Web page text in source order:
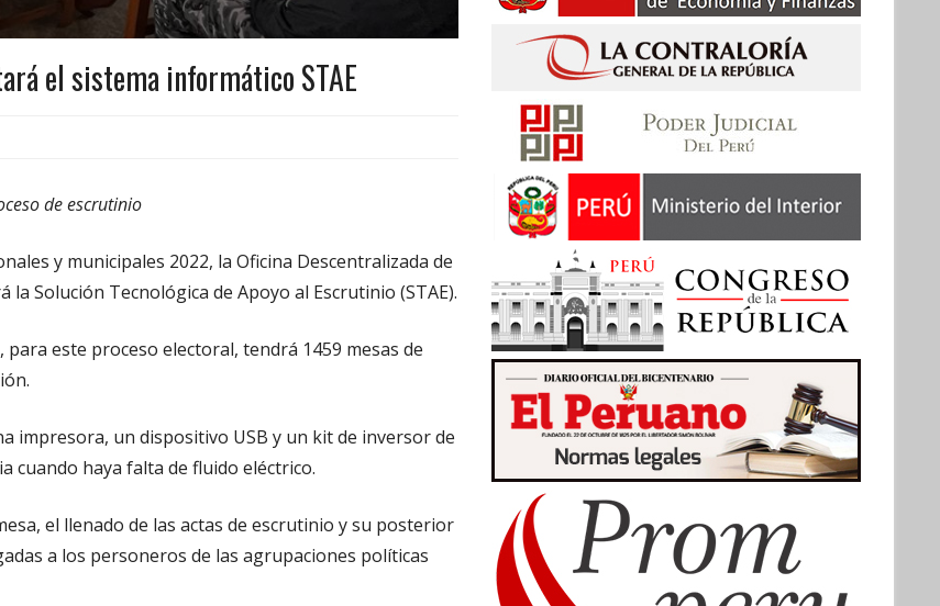
el sistema informático STAE
de escrutinio
y municipales 2022, la Oficina Descentralizada de
Solución Tecnológica de Apoyo al Escrutinio (STAE).
este proceso electoral, tendrá 1459 mesas de
impresora, un dispositivo USB y un kit de inversor de
cuando haya falta de fluido eléctrico.
el llenado de las actas de escrutinio y su posterior
a los personeros de las agrupaciones políticas